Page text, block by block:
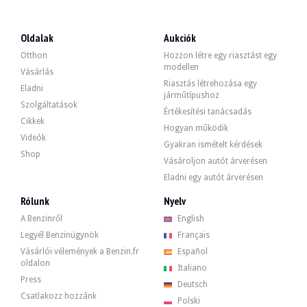
GÉPJÁRMŰ-NYILVÁNTARTÁSI OKMÁNY
Videó
Leírás
Ez az 1994-es Mercedes-Benz 320 CE japán eredetű, 97.800 km-t futott,
Az eladó megjegyzi, hogy a 320CE Cabriolet ezen példánya átalakult,
- vintage AMG kiegészítők
Kívülről az eladó szerint a jármű kiváló állapotban van. A fekete
Oldalak
Otthon
Vásárlás
Eladni
Szolgáltatások
Cikkek
Videók
Shop
Aukciók
Hozzon létre egy riasztást egy
modellen
Riasztás létrehozása egy
járműtípushoz
Értékesítési tanácsadás
Hogyan működik
Gyakran ismételt kérdések
Vásároljon autót árverésen
Eladni egy autót árverésen
Rólunk
A Benzinről
Legyél Benzinügynök
Vásárlói vélemények a Benzin.fr
oldalon
Press
Csatlakozz hozzánk
Nyelv
English
Français
Español
Italiano
Deutsch
Polski